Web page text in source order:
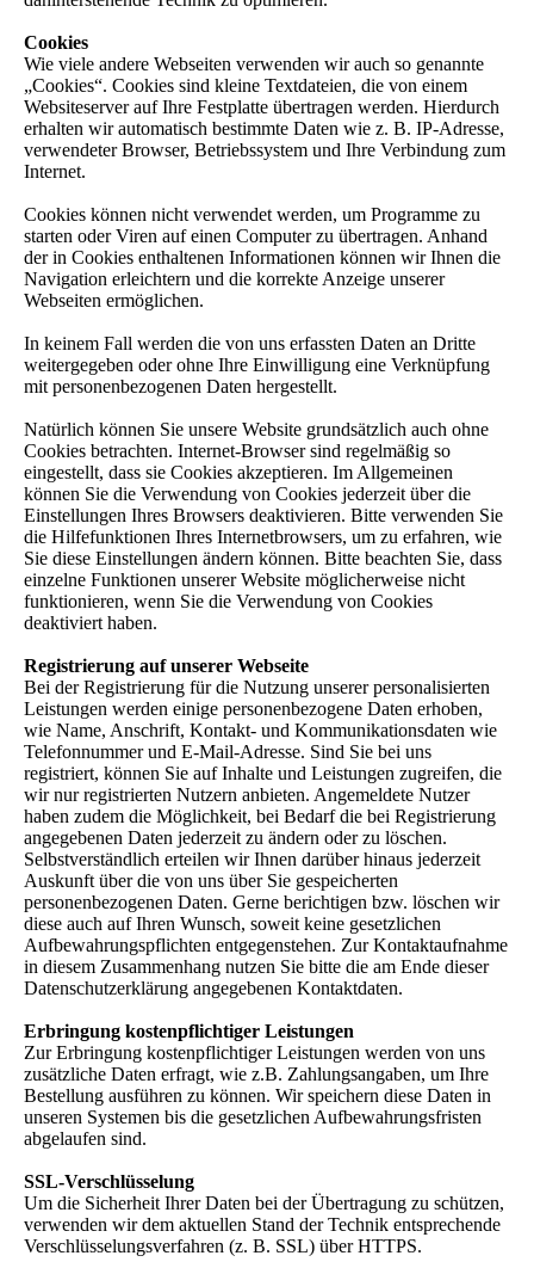
Cookies
Wie viele andere Webseiten verwenden wir auch so genannte
„Cookies“. Cookies sind kleine Textdateien, die von einem
Websiteserver auf Ihre Festplatte übertragen werden. Hierdurch
erhalten wir automatisch bestimmte Daten wie z. B. IP-Adresse,
verwendeter Browser, Betriebssystem und Ihre Verbindung zum
Internet.
Cookies können nicht verwendet werden, um Programme zu
starten oder Viren auf einen Computer zu übertragen. Anhand
der in Cookies enthaltenen Informationen können wir Ihnen die
Navigation erleichtern und die korrekte Anzeige unserer
Webseiten ermöglichen.
In keinem Fall werden die von uns erfassten Daten an Dritte
weitergegeben oder ohne Ihre Einwilligung eine Verknüpfung
mit personenbezogenen Daten hergestellt.
Natürlich können Sie unsere Website grundsätzlich auch ohne
Cookies betrachten. Internet-Browser sind regelmäßig so
eingestellt, dass sie Cookies akzeptieren. Im Allgemeinen
können Sie die Verwendung von Cookies jederzeit über die
Einstellungen Ihres Browsers deaktivieren. Bitte verwenden Sie
die Hilfefunktionen Ihres Internetbrowsers, um zu erfahren, wie
Sie diese Einstellungen ändern können. Bitte beachten Sie, dass
einzelne Funktionen unserer Website möglicherweise nicht
funktionieren, wenn Sie die Verwendung von Cookies
deaktiviert haben.
Registrierung auf unserer Webseite
Bei der Registrierung für die Nutzung unserer personalisierten
Leistungen werden einige personenbezogene Daten erhoben,
wie Name, Anschrift, Kontakt- und Kommunikationsdaten wie
Telefonnummer und E-Mail-Adresse. Sind Sie bei uns
registriert, können Sie auf Inhalte und Leistungen zugreifen, die
wir nur registrierten Nutzern anbieten. Angemeldete Nutzer
haben zudem die Möglichkeit, bei Bedarf die bei Registrierung
angegebenen Daten jederzeit zu ändern oder zu löschen.
Selbstverständlich erteilen wir Ihnen darüber hinaus jederzeit
Auskunft über die von uns über Sie gespeicherten
personenbezogenen Daten. Gerne berichtigen bzw. löschen wir
diese auch auf Ihren Wunsch, soweit keine gesetzlichen
Aufbewahrungspflichten entgegenstehen. Zur Kontaktaufnahme
in diesem Zusammenhang nutzen Sie bitte die am Ende dieser
Datenschutzerklärung angegebenen Kontaktdaten.
Erbringung kostenpflichtiger Leistungen
Zur Erbringung kostenpflichtiger Leistungen werden von uns
zusätzliche Daten erfragt, wie z.B. Zahlungsangaben, um Ihre
Bestellung ausführen zu können. Wir speichern diese Daten in
unseren Systemen bis die gesetzlichen Aufbewahrungsfristen
abgelaufen sind.
SSL-Verschlüsselung
Um die Sicherheit Ihrer Daten bei der Übertragung zu schützen,
verwenden wir dem aktuellen Stand der Technik entsprechende
Verschlüsselungsverfahren (z. B. SSL) über HTTPS.